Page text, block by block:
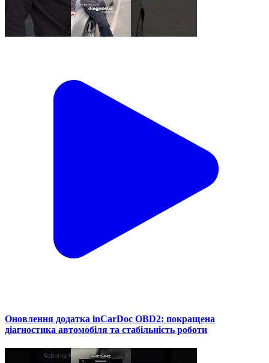
Оновлення додатка inCarDoc OBD2: покращена
діагностика автомобіля та стабільність роботи